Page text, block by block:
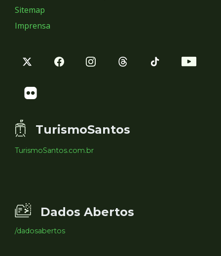
Sitemap
Imprensa
TurismoSantos
TurismoSantos.com.br
Dados Abertos
/dadosabertos